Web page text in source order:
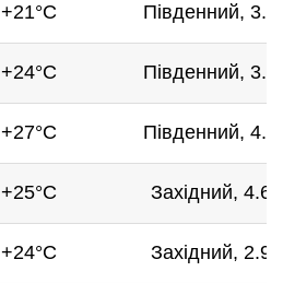
+21°C Південний,
+24°C Південний,
+27°C Південний,
+25°C Західний, 4.6
+24°C Західний, 2.9